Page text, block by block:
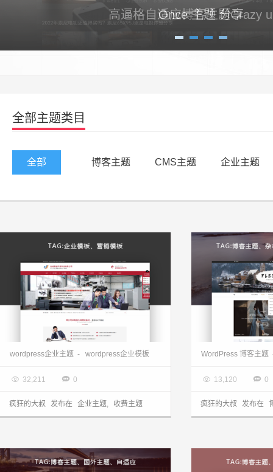
Once 主题 分享
全部主题类目
全部 博客主题 CMS主题 企业主题
WordPress企业主题：黑色营销型 超强SEO模板JsTheme发布
wordpress企业主题 - wordpress企业模板
 32,211  0
疯狂的大叔 发布在 企业主题, 收费主题
wordpress博客主
WordPress 博客主题
 13,120  0
疯狂的大叔 发布在